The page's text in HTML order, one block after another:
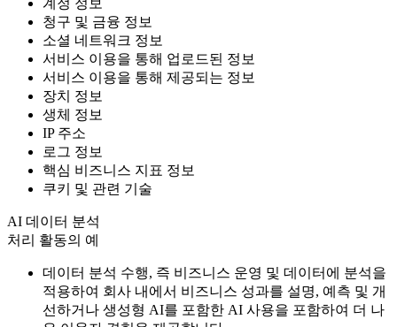
계정 정보
청구 및 금융 정보
소셜 네트워크 정보
서비스 이용을 통해 업로드된 정보
서비스 이용을 통해 제공되는 정보
장치 정보
생체 정보
IP 주소
로그 정보
핵심 비즈니스 지표 정보
쿠키 및 관련 기술
AI 데이터 분석
처리 활동의 예
데이터 분석 수행, 즉 비즈니스 운영 및 데이터에 분석을
적용하여 회사 내에서 비즈니스 성과를 설명, 예측 및 개
선하거나 생성형 AI를 포함한 AI 사용을 포함하여 더 나